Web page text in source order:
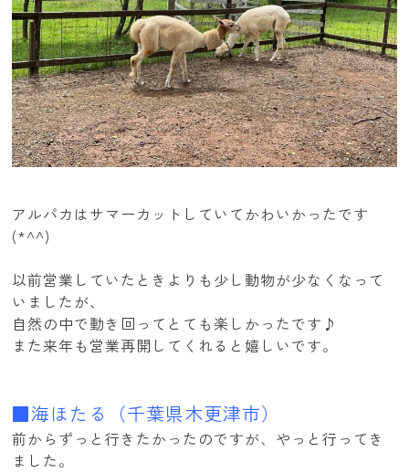
アルパカはサマーカットしていてかわいかったです
(*^^)
以前営業していたときよりも少し動物が少なくなって
いましたが、
自然の中で動き回ってとても楽しかったです♪
また来年も営業再開してくれると嬉しいです。
■海ほたる（千葉県木更津市）
前からずっと行きたかったのですが、やっと行ってき
ました。